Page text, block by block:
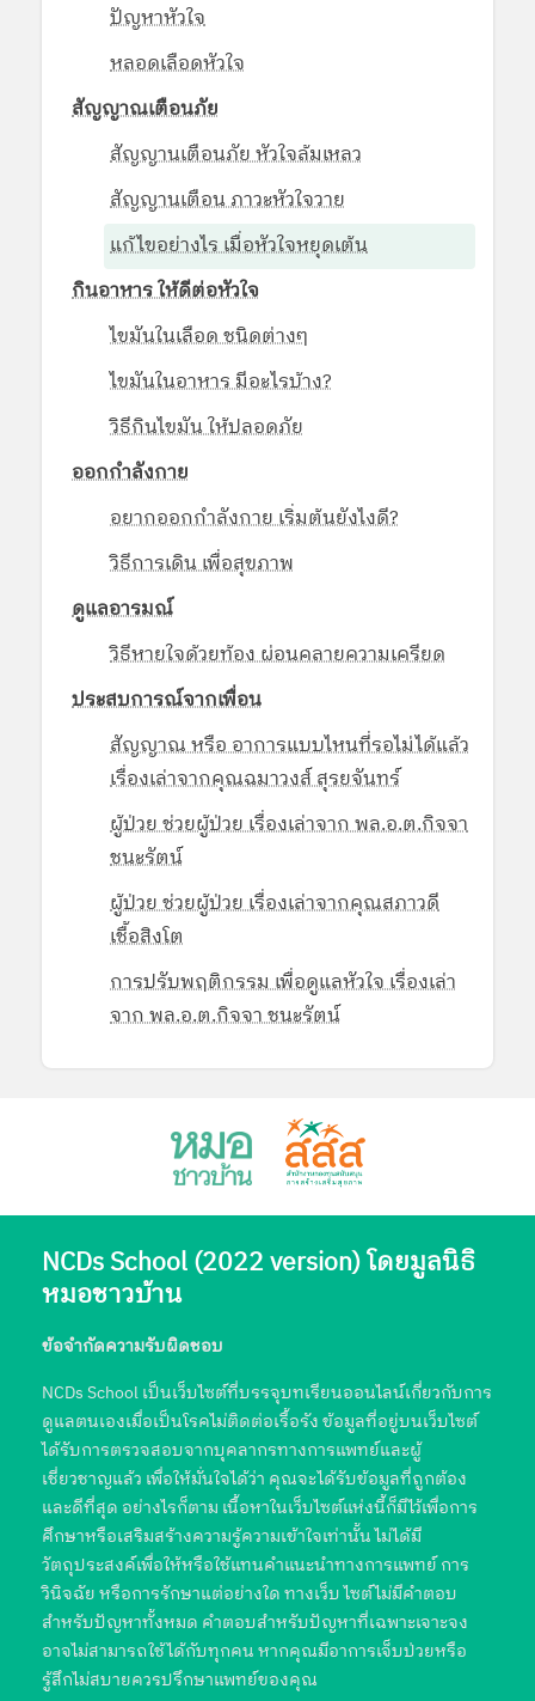
ปัญหาหัวใจ
หลอดเลือดหัวใจ
สัญญาณเตือนภัย
สัญญานเตือนภัย หัวใจล้มเหลว
สัญญานเตือน ภาวะหัวใจวาย
แก้ไขอย่างไร เมื่อหัวใจหยุดเต้น
กินอาหาร ให้ดีต่อหัวใจ
ไขมันในเลือด ชนิดต่างๆ
ไขมันในอาหาร มีอะไรบ้าง?
วิธีกินไขมัน ให้ปลอดภัย
ออกกำลังกาย
อยากออกกำลังกาย เริ่มต้นยังไงดี?
วิธีการเดิน เพื่อสุขภาพ
ดูแลอารมณ์
วิธีหายใจด้วยท้อง ผ่อนคลายความเครียด
ประสบการณ์จากเพื่อน
สัญญาณ หรือ อาการแบบไหนที่รอไม่ได้แล้ว
เรื่องเล่าจากคุณฉมาวงส์ สุรยจันทร์
ผู้ป่วย ช่วยผู้ป่วย เรื่องเล่าจาก พล.อ.ต.กิจจา
ชนะรัตน์
ผู้ป่วย ช่วยผู้ป่วย เรื่องเล่าจากคุณสภาวดี
เชื้อสิงโต
การปรับพฤติกรรม เพื่อดูแลหัวใจ เรื่องเล่า
จาก พล.อ.ต.กิจจา ชนะรัตน์
NCDs School (2022 version) โดยมูลนิธิ
หมอชาวบ้าน
ข้อจำกัดความรับผิดชอบ
NCDs School เป็นเว็บไซต์ที่บรรจุบทเรียนออนไลน์เกี่ยวกับการ
ดูแลตนเองเมื่อเป็นโรคไม่ติดต่อเรื้อรัง ข้อมูลที่อยู่บนเว็บไซต์
ได้รับการตรวจสอบจากบุคลากรทางการแพทย์และผู้
เชี่ยวชาญแล้ว เพื่อให้มั่นใจได้ว่า คุณจะได้รับข้อมูลที่ถูกต้อง
และดีที่สุด อย่างไรก็ตาม เนื้อหาในเว็บไซต์แห่งนี้ก็มีไว้เพื่อการ
ศึกษาหรือเสริมสร้างความรู้ความเข้าใจเท่านั้น ไม่ได้มี
วัตถุประสงค์เพื่อให้หรือใช้แทนคำแนะนำทางการแพทย์ การ
วินิจฉัย หรือการรักษาแต่อย่างใด ทางเว็บ ไซต์ไม่มีคำตอบ
สำหรับปัญหาทั้งหมด คำตอบสำหรับปัญหาที่เฉพาะเจาะจง
อาจไม่สามารถใช้ได้กับทุกคน หากคุณมีอาการเจ็บป่วยหรือ
รู้สึกไม่สบายควรปรึกษาแพทย์ของคุณ